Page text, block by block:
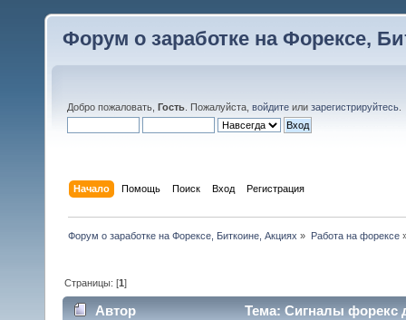
Форум о заработке на Форексе,
Добро пожаловать, Гость . Пожалуйста, войдите или зарегистрируйтесь
Начало Помощь Поиск Вход Регистрация
Форум о заработке на Форексе, Биткоине, Акциях » Работа на форексе
Страницы: [1]
Автор Тема: Сигналы форекс